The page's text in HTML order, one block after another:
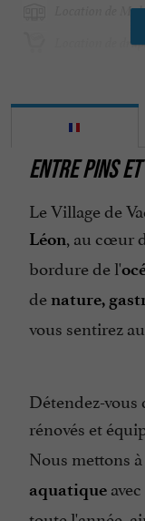
Location de
Location de
Parking
Parle anglais
Parle espagnol
Ping pong
Piscine
Piscine chauffée
Piscine couverte
Restaurant
Salon de Jardin
Snack
Tennis
Terrasse
ENTRE PINS
Le Village de
Léon, au cœur
bordure de l'
de nature,
vous sentirez
Détendez-vous
rénovés et
Nous mettons
aquatique avec